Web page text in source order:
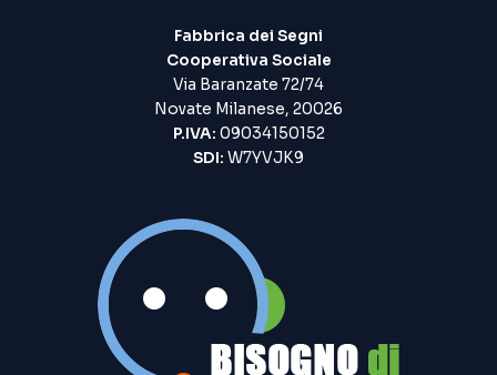
Fabbrica dei Segni
Cooperativa Sociale
Via Baranzate 72/74
Novate Milanese, 20026
P.IVA: 09034150152
SDI: W7YVJK9